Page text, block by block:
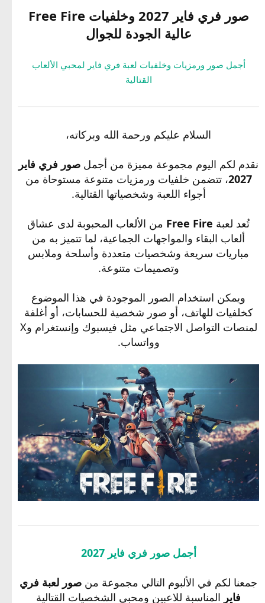
صور فري فاير 2027 وخلفيات Free Fire
عالية الجودة للجوال
أجمل صور ورمزيات وخلفيات لعبة فري فاير لمحبي الألعاب
القتالية
السلام عليكم ورحمة الله وبركاته،
نقدم لكم اليوم مجموعة مميزة من أجمل صور فري فاير
2027، تتضمن خلفيات ورمزيات متنوعة مستوحاة من
أجواء اللعبة وشخصياتها القتالية.
تُعد لعبة Free Fire من الألعاب المحبوبة لدى عشاق
ألعاب البقاء والمواجهات الجماعية، لما تتميز به من
مباريات سريعة وشخصيات متعددة وأسلحة وملابس
وتصميمات متنوعة.
ويمكن استخدام الصور الموجودة في هذا الموضوع
كخلفيات للهاتف، أو صور شخصية للحسابات، أو أغلفة
لمنصات التواصل الاجتماعي مثل فيسبوك وإنستغرام وX
وواتساب.
أجمل صور فري فاير 2027
جمعنا لكم في الألبوم التالي مجموعة من صور لعبة فري
فاير المناسبة للاعبين ومحبي الشخصيات القتالية